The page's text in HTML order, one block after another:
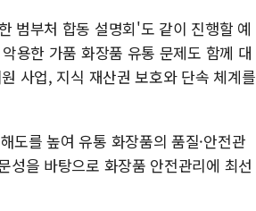
범부처 합동 설명회'도 같이 진행할 예
용한 가품 화장품 유통 문제도 함께 대
사업, 지식 재산권 보호와 단속 체계를
도를 높여 유통 화장품의 품질·안전관
을 바탕으로 화장품 안전관리에 최선